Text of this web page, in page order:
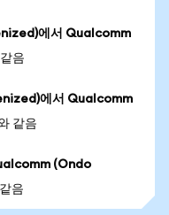
에서 Qualcomm
음
에서 Qualcomm
같음
(Ondo
음